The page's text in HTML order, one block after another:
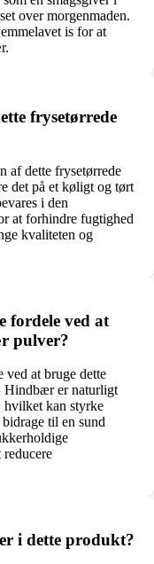
over morgenmaden.
is for at
frysetørrede
af dette frysetørrede
det på et køligt og tørt
i den
at forhindre fugtighed
kvaliteten og
fordele ved at
pulver?
ved at bruge dette
Hindbær er naturligt
hvilket kan styrke
til en sund
i dette produkt?